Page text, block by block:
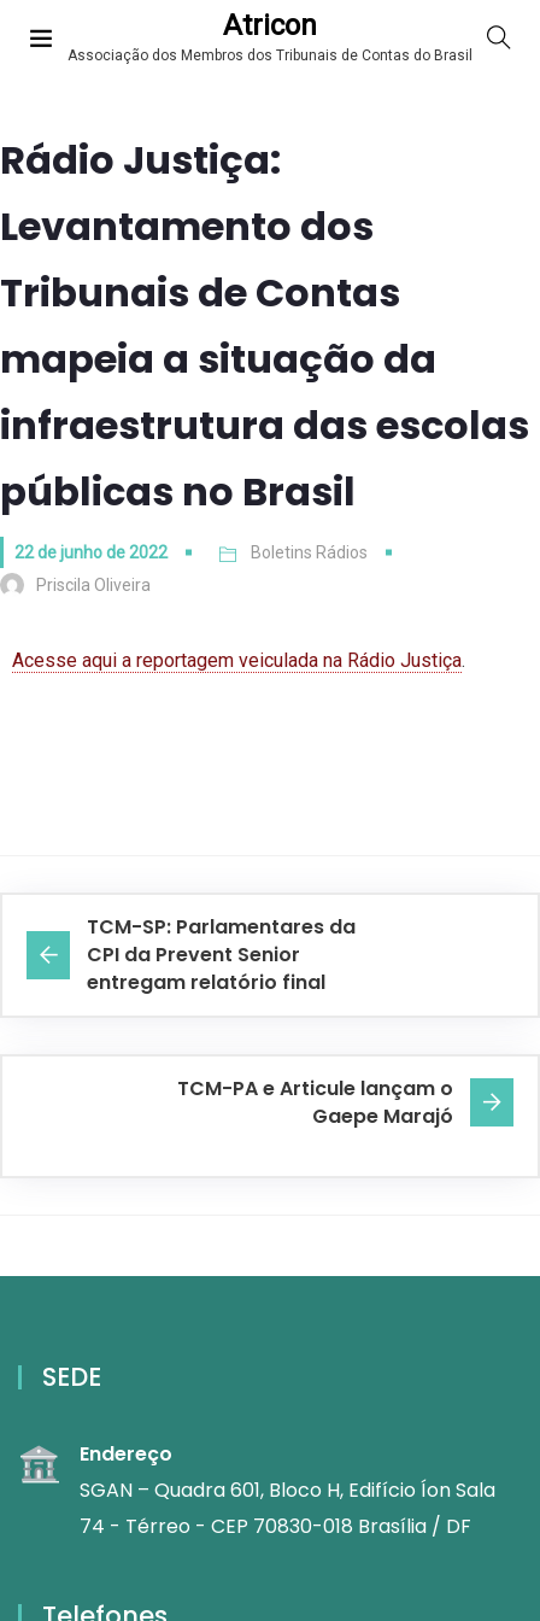
Atricon
Associação dos Membros dos Tribunais de Contas do Brasil
Rádio Justiça:
Levantamento dos
Tribunais de Contas
mapeia a situação da
infraestrutura das escolas
públicas no Brasil
22 de junho de 2022
Boletins Rádios
Priscila Oliveira
Acesse aqui a reportagem veiculada na Rádio Justiça.
TCM-SP: Parlamentares da
CPI da Prevent Senior
entregam relatório final
TCM-PA e Articule lançam o
Gaepe Marajó
SEDE
Endereço
SGAN – Quadra 601, Bloco H, Edifício Íon Sala
74 - Térreo - CEP 70830-018 Brasília / DF